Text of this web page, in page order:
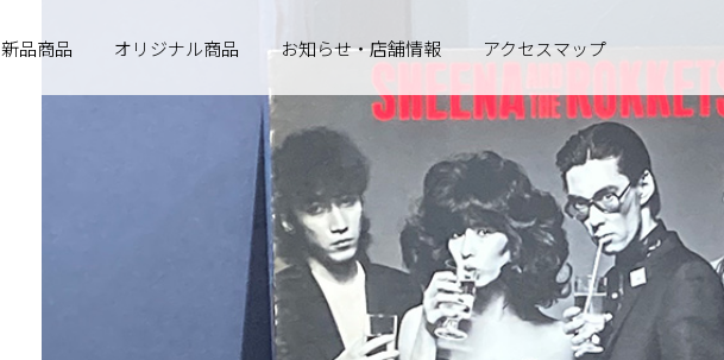
新品商品 オリジナル商品 お知らせ・店舗情報 アクセスマップ